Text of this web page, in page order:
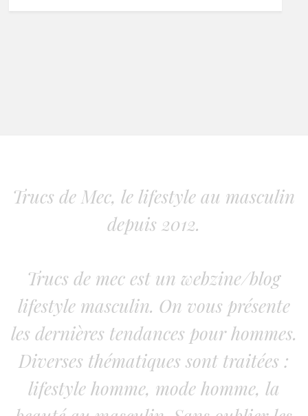
Trucs de Mec, le lifestyle au masculin
depuis 2012.
Trucs de mec est un webzine/blog
lifestyle masculin. On vous présente
les dernières tendances pour hommes.
Diverses thématiques sont traitées :
lifestyle homme, mode homme, la